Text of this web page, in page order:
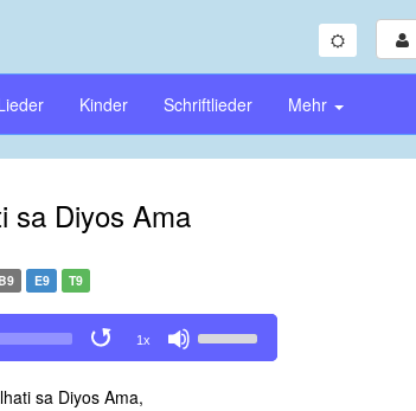
Kinder Schriftlieder Mehr
sa Diyos Ama
B9 E9 T9
1x
Up/Down
sa Diyos Ama,